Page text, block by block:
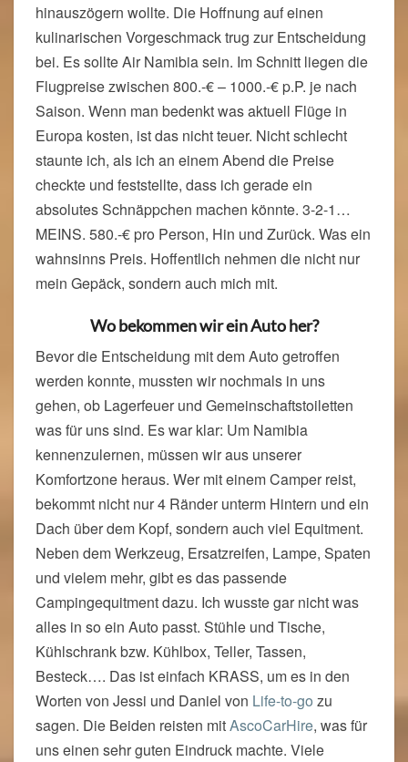
hinauszögern wollte. Die Hoffnung auf einen
kulinarischen Vorgeschmack trug zur Entscheidung
bei. Es sollte Air Namibia sein. Im Schnitt liegen die
Flugpreise zwischen 800.-€ – 1000.-€ p.P. je nach
Saison. Wenn man bedenkt was aktuell Flüge in
Europa kosten, ist das nicht teuer. Nicht schlecht
staunte ich, als ich an einem Abend die Preise
checkte und feststellte, dass ich gerade ein
absolutes Schnäppchen machen könnte. 3-2-1…
MEINS. 580.-€ pro Person, Hin und Zurück. Was ein
wahnsinns Preis. Hoffentlich nehmen die nicht nur
mein Gepäck, sondern auch mich mit.
Wo bekommen wir ein Auto her?
Bevor die Entscheidung mit dem Auto getroffen
werden konnte, mussten wir nochmals in uns
gehen, ob Lagerfeuer und Gemeinschaftstoiletten
was für uns sind. Es war klar: Um Namibia
kennenzulernen, müssen wir aus unserer
Komfortzone heraus. Wer mit einem Camper reist,
bekommt nicht nur 4 Ränder unterm Hintern und ein
Dach über dem Kopf, sondern auch viel Equitment.
Neben dem Werkzeug, Ersatzreifen, Lampe, Spaten
und vielem mehr, gibt es das passende
Campingequitment dazu. Ich wusste gar nicht was
alles in so ein Auto passt. Stühle und Tische,
Kühlschrank bzw. Kühlbox, Teller, Tassen,
Besteck…. Das ist einfach KRASS, um es in den
Worten von Jessi und Daniel von Life-to-go zu
sagen. Die Beiden reisten mitAscoCarHire, was für
uns einen sehr guten Eindruck machte. Viele